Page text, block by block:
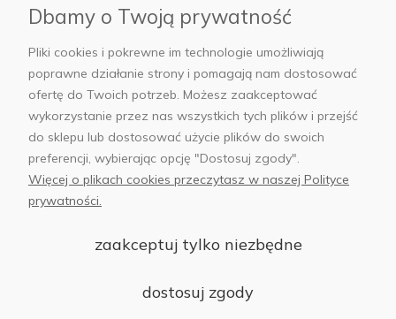
AB Foto
sklep@abfoto.pl
+48 797 971 275
© 2025 Wszelkie prawa zastrzeżone. Serwis własnością:
Sp. z o.o.
Dbamy o Twoją prywatność
Pliki cookies i pokrewne im technologie umożliwiają
poprawne działanie strony i pomagają nam dostosować
ofertę do Twoich potrzeb. Możesz zaakceptować
wykorzystanie przez nas wszystkich tych plików i przejść
do sklepu lub dostosować użycie plików do swoich
preferencji, wybierając opcję "Dostosuj zgody".
Więcej o plikach cookies przeczytasz w naszej Polityce
prywatności.
zaakceptuj tylko niezbędne
dostosuj zgody